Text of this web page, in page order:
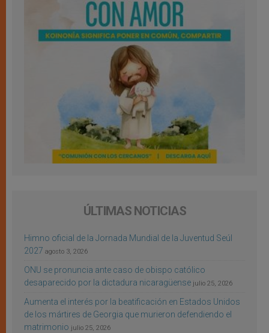
ÚLTIMAS NOTICIAS
Himno oficial de la Jornada Mundial de la Juventud Seúl
2027 agosto 3, 2026
ONU se pronuncia ante caso de obispo católico
desaparecido por la dictadura nicaragüense julio 25, 2026
Aumenta el interés por la beatificación en Estados Unidos
de los mártires de Georgia que murieron defendiendo el
matrimonio julio 25, 2026